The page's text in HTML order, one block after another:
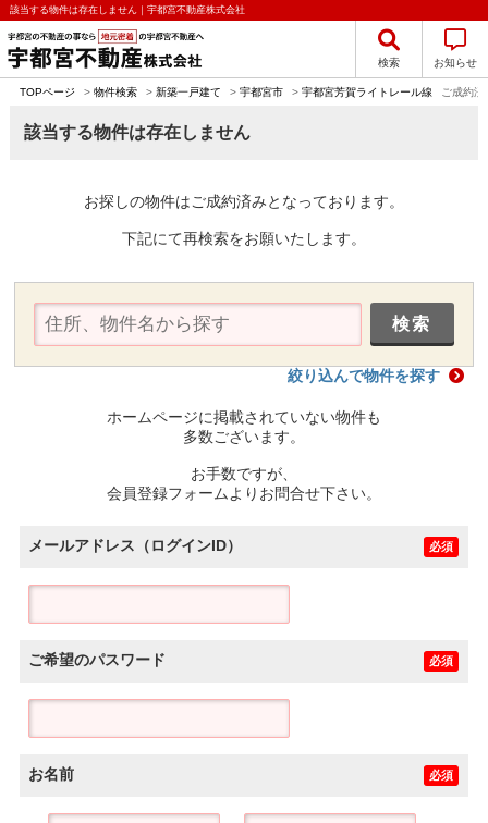
該当する物件は存在しません｜宇都宮不動産株式会社
検索 お知らせ
TOPページ > 物件検索 > 新築一戸建て > 宇都宮市 > 宇都宮芳賀ライトレール線 ご成約済
該当する物件は存在しません
お探しの物件はご成約済みとなっております。
下記にて再検索をお願いたします。
絞り込んで物件を探す
ホームページに掲載されていない物件も
多数ございます。
お手数ですが、
会員登録フォームよりお問合せ下さい。
メールアドレス（ログインID） 必須
ご希望のパスワード 必須
お名前 必須